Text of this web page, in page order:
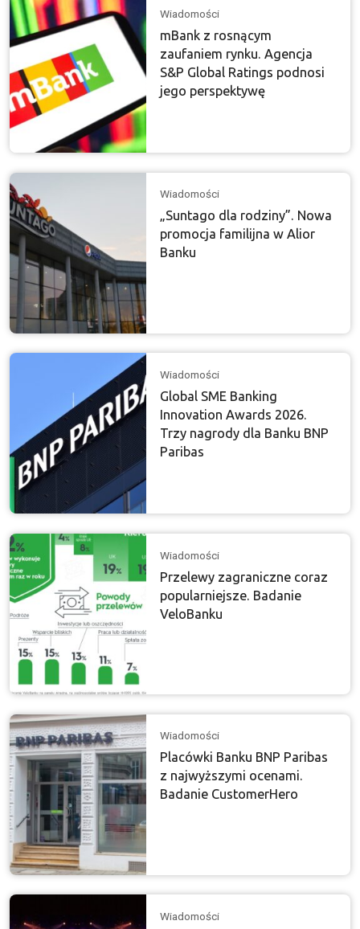
Wiadomości
mBank z rosnącym
zaufaniem rynku. Agencja
S&P Global Ratings podnosi
jego perspektywę
Wiadomości
„Suntago dla rodziny”. Nowa
promocja familijna w Alior
Banku
Wiadomości
Global SME Banking
Innovation Awards 2026.
Trzy nagrody dla Banku BNP
Paribas
Wiadomości
Przelewy zagraniczne coraz
popularniejsze. Badanie
VeloBanku
Wiadomości
Placówki Banku BNP Paribas
z najwyższymi ocenami.
Badanie CustomerHero
Wiadomości